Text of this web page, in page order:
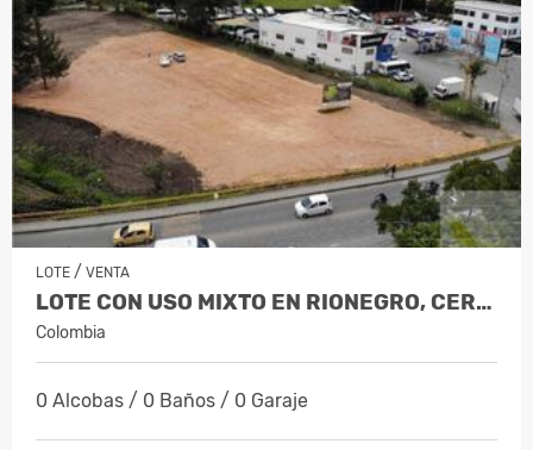
LOTE / VENTA
LOTE CON USO MIXTO EN RIONEGRO, CERCA…
Colombia
0 Alcobas / 0 Baños / 0 Garaje